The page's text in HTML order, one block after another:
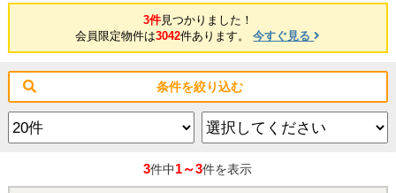
3件見つかりました！
会員限定物件は3042件あります。今すぐ見る
条件を絞り込む
3件中1～3件を表示